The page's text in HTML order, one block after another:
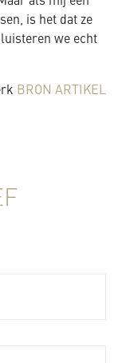
is het dat ze
we echt
BRON ARTIKEL